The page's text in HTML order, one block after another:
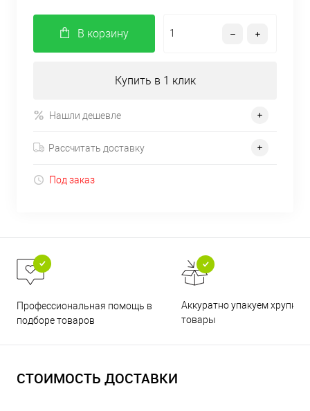
В корзину
Купить в 1 клик
Нашли дешевле
Рассчитать доставку
Под заказ
Профессиональная помощь в
подборе товаров
Аккуратно упакуем хрупкие
товары
СТОИМОСТЬ ДОСТАВКИ